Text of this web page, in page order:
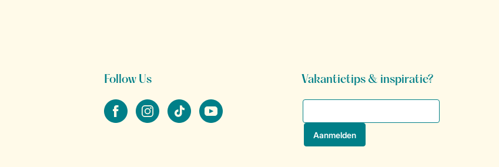
Follow Us
facebookinstagramtiktok youtube
Vakantietips & inspiratie?